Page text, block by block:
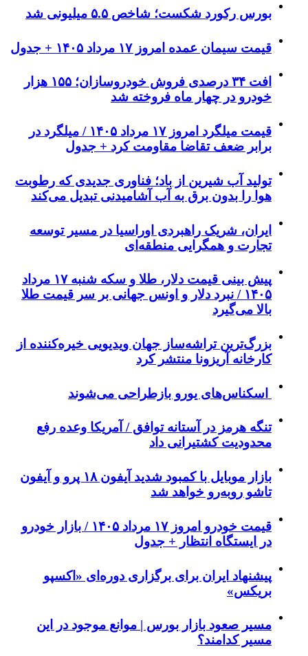
بورس رکورد شکست؛ شاخص ۵.۵ میلیونی شد
قیمت سیمان عمده امروز ۱۷ مرداد ۱۴۰۵ + جدول
افت ۳۴ درصدی فروش خودروسازان؛ ۱۵۵ هزار
خودرو در چهار ماه فروخته شد
قیمت میلگرد امروز ۱۷ مرداد ۱۴۰۵ / میلگرد در
برابر ضعف تقاضا مقاومت کرد + جدول
تولید آب شیرین از باد؛ فناوری جدیدی که رطوبت
هوا را بدون برق به آب آشامیدنی تبدیل می‌کند
ایران، شریک راهبردی اوراسیا در مسیر توسعه
تجارت و همگرایی منطقه‌ای
پیش ‌بینی قیمت دلار، طلا و سکه شنبه ۱۷ مرداد
۱۴۰۵ / نبرد دلار و اونس جهانی بر سر قیمت طلا
بالا می‌گیرد
بزرگ‌ترین تراشه‌ساز جهان ویدیویی خیره‌کننده از
کارخانه آریزونا منتشر کرد
اسکناس‌های یورو بازطراحی می‌شوند
تنگه هرمز در آستانه توافق / آمریکا وعده رفع
محدودیت کشتیرانی داد
بازار موبایل با کمبود شدید آیفون ۱۸ پرو و آیفون
تاشو روبه‌رو خواهد شد
قیمت خودرو امروز ۱۷ مرداد ۱۴۰۵ / بازار خودرو
در ایستگاه انتظار + جدول
پیشنهاد ایران برای برگزاری دوره‌ای «اکسپو
بریکس»
مسیر صعود بازار بورس | موانع موجود در این
مسیر کدامند؟